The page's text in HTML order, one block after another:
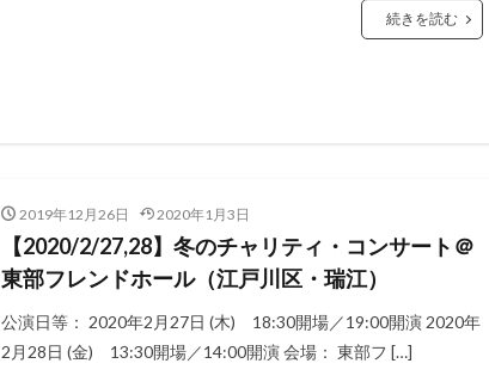
続きを読む
2019年12月26日 2020年1月3日
【2020/2/27,28】冬のチャリティ・コンサート＠
東部フレンドホール（江戸川区・瑞江）
公演日等： 2020年2月27日 (木) 18:30開場／19:00開演 2020年
2月28日 (金) 13:30開場／14:00開演 会場： 東部フ […]